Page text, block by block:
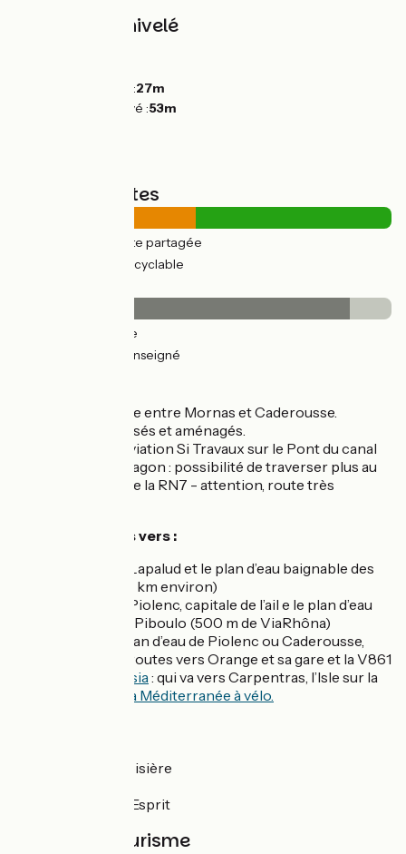
Pentes et dénivelé
Point le plus bas :27m
Point le plus élevé :53m
Types de routes
(48%) Route partagée
(52%) Voie cyclable
(89%) Lisse
(11%) Non renseigné
Voie verte bitumée entre Mornas et Caderousse.
Carrefours sécurisés et aménagés.
⚠ Information déviation Si Travaux sur le Pont du canal
Donzère - Mondragon : possibilité de traverser plus au
nord par le pont de la RN7 - attention, route très
Liaisons balisées vers :
le village de Lapalud et le plan d’eau baignable des
Girardes (3,5 km environ)
le village de Piolenc, capitale de l’ail e le plan d’eau
baignable Li Piboulo (500 m de ViaRhôna)
Depuis Le plan d’eau de Piolenc ou Caderousse,
liaisons sur routes vers Orange et sa gare et la V861
Via Venaissia: qui va vers Carpentras, l’Isle sur la
La Méditerranée à vélo.
Bollène-Croisière
Pont-Saint-Esprit
Offices de tourisme